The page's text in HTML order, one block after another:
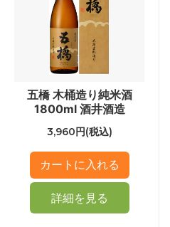
五橋 木桶造り純米酒
1800ml 酒井酒造
3,960円(税込)
詳細を見る